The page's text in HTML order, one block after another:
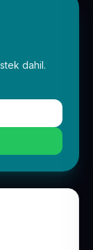
dahil.